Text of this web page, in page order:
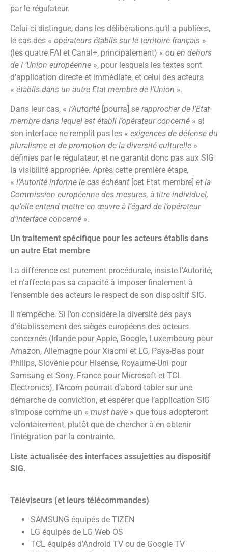
par le régulateur.
Celui-ci distingue, dans les délibérations qu’il a publiées,
le cas des « opérateurs établis sur le territoire français »
(les quatre FAI et Canal+, principalement) « ou en dehors
de I ‘Union européenne », pour lesquels les textes sont
d’application directe et immédiate, et celui des acteurs
« établis dans un autre Etat membre de l’Union ».
Dans leur cas, « l’Autorité [pourra] se rapprocher de l’Etat
membre dans lequel est établi l’opérateur concerné » si
son interface ne remplit pas les « exigences de défense du
pluralisme et de promotion de la diversité culturelle »
définies par le régulateur, et ne garantit donc pas aux SIG
la visibilité appropriée. Après cette première étape,
« l’Autorité informe le cas échéant [cet Etat membre] et la
Commission européenne des mesures, à titre individuel,
qu’elle entend mettre en œuvre à l’égard de l’opérateur
d’interface concerné ».
Un traitement spécifique pour les acteurs établis dans
un autre Etat membre
La différence est purement procédurale, insiste l’Autorité,
et n’affecte pas sa capacité à imposer finalement à
l’ensemble des acteurs le respect de son dispositif SIG.
Il n’empêche. Si l’on considère la diversité des pays
d’établissement des sièges européens des acteurs
concernés (Irlande pour Apple, Google, Luxembourg pour
Amazon, Allemagne pour Xiaomi et LG, Pays-Bas pour
Philips, Slovénie pour Hisense, Royaume-Uni pour
Samsung et Sony, France pour Microsoft et TCL
Electronics), l’Arcom pourrait d’abord tabler sur une
démarche de conviction, et espérer que l’application SIG
s’impose comme un « must have » que tous adopteront
volontairement, plutôt que de chercher à en obtenir
l’intégration par la contrainte.
Liste actualisée des interfaces assujetties au dispositif
SIG.
Téléviseurs (et leurs télécommandes)
SAMSUNG équipés de TIZEN
LG équipés de LG Web OS
TCL équipés d’Android TV ou de Google TV